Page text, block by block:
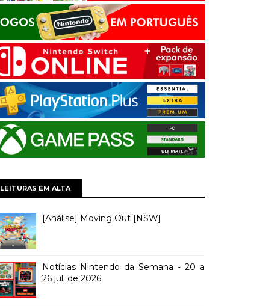
LEITURAS EM ALTA
[Análise] Moving Out [NSW]
Notícias Nintendo da Semana - 20 a
26 jul. de 2026